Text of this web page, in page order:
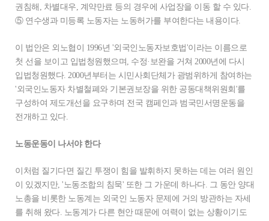
권침해, 차별대우, 계약만료 등의 경우에 사업장을 이동 할 수 있다.
⑤ 연수생과 미등록 노동자는 노동허가를 부여한다는 내용이다.
이 법안은 외노협이 1996년 '외국인노동자보호법'이라는 이름으로
첫 선을 보이고 입법청원했으며, 수정·보완을 거쳐 2000년에 다시
입법청원했다. 2000년부터는 시민사회단체가 광범위하게 참여하는
'외국인노동자 차별철폐와 기본권보장을 위한 공동대책위원회'를
구성하여 제도개선을 요구하며 전국 캠페인과 범국민서명운동을
전개하고 있다.
노동운동이 나서야 한다
이처럼 질기다면 질긴 투쟁이 힘을 발휘하지 못하는 데는 여러 원인
이 있겠지만, '노동조합의 침묵' 또한 그 가운데 하나다. 그 동안 양대
노총을 비롯한 노동계는 외국인 노동자 문제에 거의 방관하는 자세
를 취해 왔다. 노동계가 다른 현안 때문에 여력이 없는 상황이기도